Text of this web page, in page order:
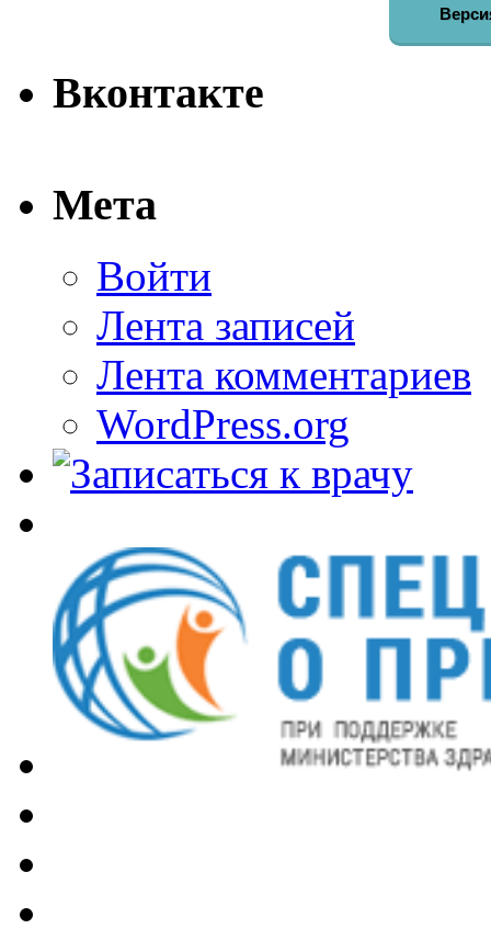
Вконтакте
Мета
Войти
Лента записей
Лента комментариев
WordPress.org